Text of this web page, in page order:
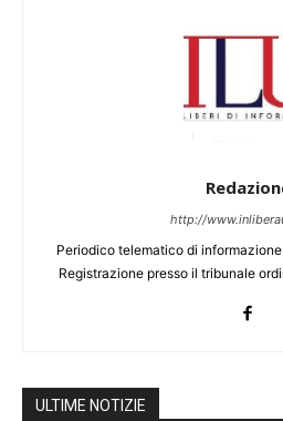
http://
Periodico telematico di
Registrazione presso il tribunale
ULTIME NOTIZIE